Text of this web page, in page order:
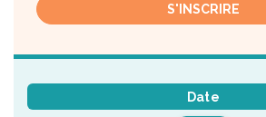
S'INSCRIRE
Date